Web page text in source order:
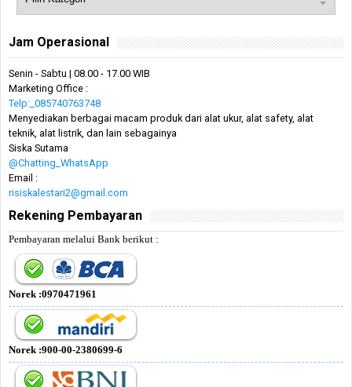
Jam Operasional
Senin - Sabtu | 08.00 - 17.00 WIB
Marketing Office :
Telp:_085740763748
Menyediakan berbagai macam produk dari alat ukur, alat safety, alat
teknik, alat listrik, dan lain sebagainya
Siska Sutama
@Chatting_WhatsApp
Email :
risiskalestari2@gmail.com
Rekening Pembayaran
Pembayaran melalui Bank berikut :
Norek :0970471961
Norek :900-00-2380699-6